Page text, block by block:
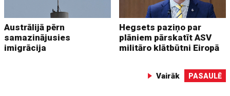
Austrālijā pērn
samazinājusies
imigrācija
Hegsets paziņo par
plāniem pārskatīt ASV
militāro klātbūtni Eiropā
Vairāk PASAULĒ